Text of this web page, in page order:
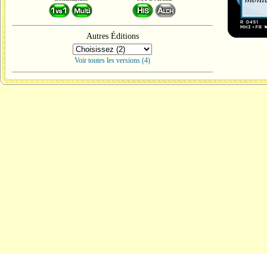
Autres Éditions
Voir toutes les versions (4)